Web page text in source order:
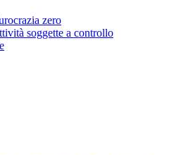
zero
soggette a controllo